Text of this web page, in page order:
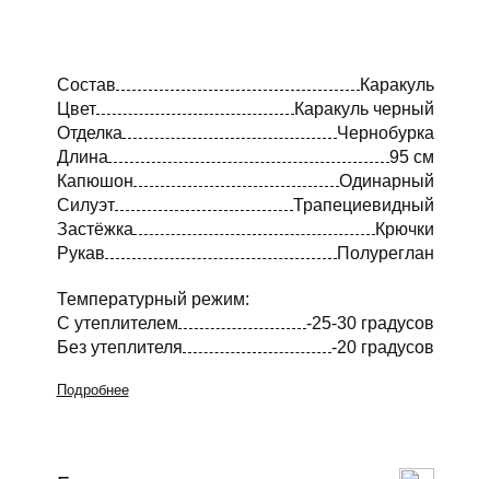
Состав
Каракуль
Цвет
Каракуль черный
Отделка
Чернобурка
Длина
95 см
Капюшон
Одинарный
Силуэт
Трапециевидный
Застёжка
Крючки
Рукав
Полуреглан
Температурный режим:
С утеплителем
-25-30 градусов
Без утеплителя
-20 градусов
Подробнее